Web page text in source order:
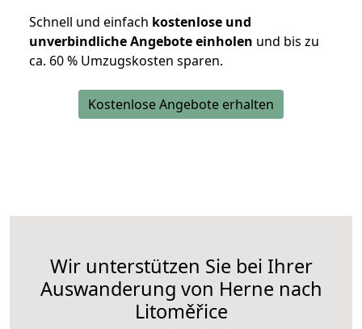
Schnell und einfach kostenlose und
unverbindliche Angebote einholen und bis zu
ca. 60 % Umzugskosten sparen.
Kostenlose Angebote erhalten
Wir unterstützen Sie bei Ihrer
Auswanderung von Herne nach
Litoměřice